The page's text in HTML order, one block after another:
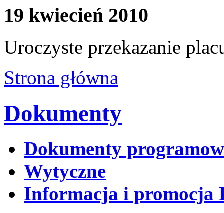
19 kwiecień 2010
Uroczyste przekazanie
Strona główna
Dokumenty
Dokumenty
Wytyczne
Informacja i promocja